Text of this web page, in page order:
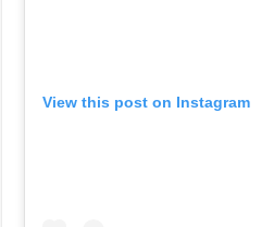
View this post on Instagram